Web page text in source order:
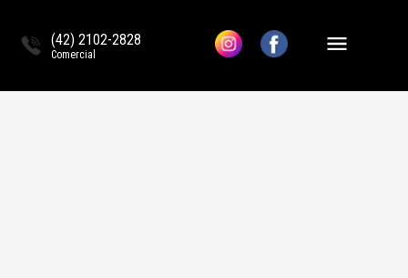
(42) 2102-2828
Comercial